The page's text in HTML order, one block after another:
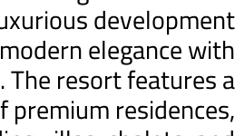
development
elegance with
resort features a
premium residences,